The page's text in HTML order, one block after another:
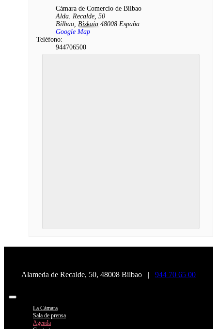
Cámara de Comercio de Bilbao
Alda. Recalde, 50
Bilbao Bizkaia 48008 España
Google Map
Teléfono:
944706500
Alameda de Recalde, 50, 48008 Bilbao | 944 70 65 00
Toggle
NavigationLa Cámara
Sala de prensa
Agenda